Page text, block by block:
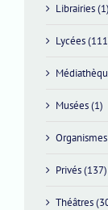
Librairies (1)
Lycées
Musées (1)
Privés (137)
Théâtres